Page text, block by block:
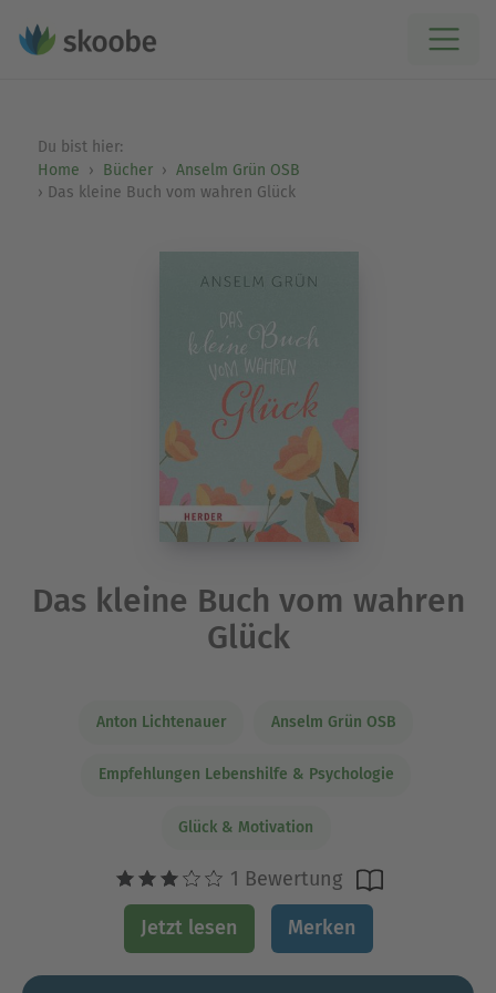
Du bist hier:
Home
Bücher
Anselm Grün OSB
Das kleine Buch vom wahren Glück
Das kleine Buch vom wahren
Glück
Anton Lichtenauer Anselm Grün OSB
Empfehlungen Lebenshilfe & Psychologie
Glück & Motivation
1 Bewertung
Jetzt lesen Merken